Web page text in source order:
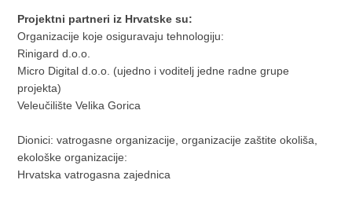
Projektni partneri iz Hrvatske su:
Organizacije koje osiguravaju tehnologiju:
Rinigard d.o.o.
Micro Digital d.o.o. (ujedno i voditelj jedne radne grupe
projekta)
Veleučilište Velika Gorica
Dionici: vatrogasne organizacije, organizacije zaštite okoliša,
ekološke organizacije:
Hrvatska vatrogasna zajednica